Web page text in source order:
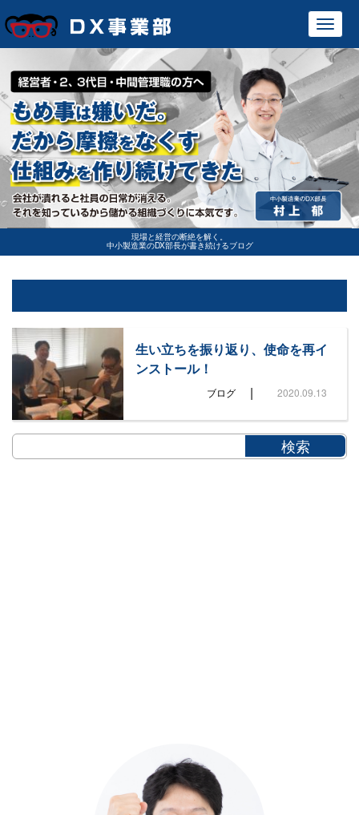
現場と経営の断絶を解く。
中小製造業のDX部長が書き続けるブログ
生い立ちを振り返り、使命を再イ
ンストール！
ブログ | 2020.09.13